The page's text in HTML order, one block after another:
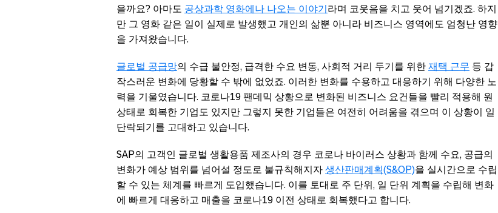
을까요? 아마도 공상과학 영화에나 나오는 이야기 라며 코웃음을 치고 웃어 넘기겠죠. 하지
만 그 영화 같은 일이 실제로 발생했고 개인의 삶뿐 아니라 비즈니스 영역에도 엄청난 영향
을 가져왔습니다.
글로벌 공급망의 수급 불안정, 급격한 수요 변동, 사회적 거리 두기를 위한 재택 근무 등 갑
작스러운 변화에 당황할 수 밖에 없었죠. 이러한 변화를 수용하고 대응하기 위해 다양한 노
력을 기울였습니다. 코로나19 팬데믹 상황으로 변화된 비즈니스 요건들을 빨리 적용해 원
상태로 회복한 기업도 있지만 그렇지 못한 기업들은 여전히 어려움을 겪으며 이 상황이 일
단락되기를 고대하고 있습니다.
SAP의 고객인 글로벌 생활용품 제조사의 경우 코로나 바이러스 상황과 함께 수요, 공급의
변화가 예상 범위를 넘어설 정도로 불규칙해지자 생산판매계획(S&OP)을 실시간으로 수립
할 수 있는 체계를 빠르게 도입했습니다. 이를 토대로 주 단위, 일 단위 계획을 수립해 변화
에 빠르게 대응하고 매출을 코로나19 이전 상태로 회복했다고 합니다.